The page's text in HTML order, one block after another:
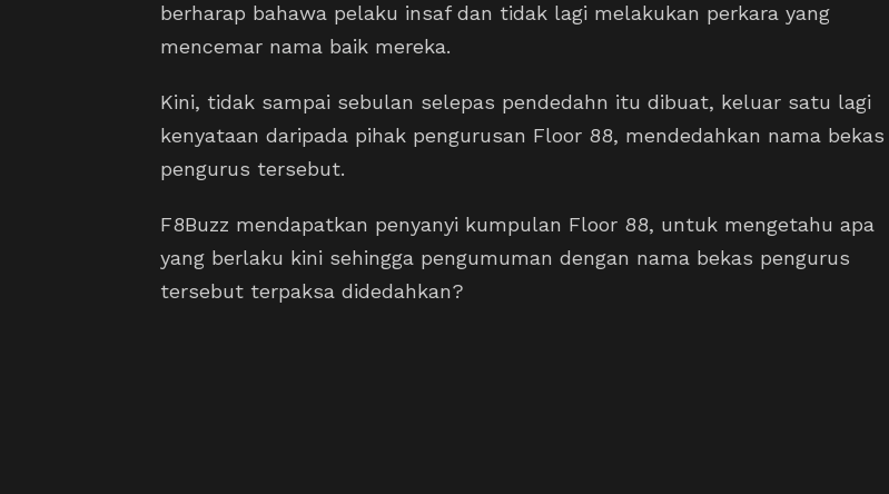
berharap bahawa pelaku insaf dan tidak lagi melakukan perkara yang
mencemar nama baik mereka.
Kini, tidak sampai sebulan selepas pendedahn itu dibuat, keluar satu lagi
kenyataan daripada pihak pengurusan Floor 88, mendedahkan nama bekas
pengurus tersebut.
F8Buzz mendapatkan penyanyi kumpulan Floor 88, untuk mengetahu apa
yang berlaku kini sehingga pengumuman dengan nama bekas pengurus
tersebut terpaksa didedahkan?